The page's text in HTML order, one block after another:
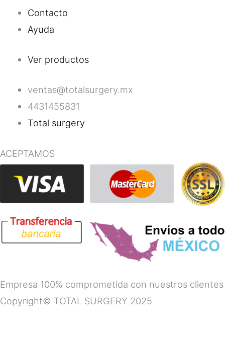
Contacto
Ayuda
Ver productos
ventas@totalsurgery.mx
4431455831
Total surgery
ACEPTAMOS
Empresa 100% comprometida con nuestros clientes
Copyright© TOTAL SURGERY 2025